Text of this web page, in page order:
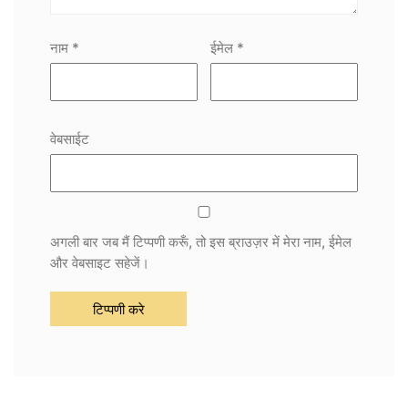
नाम * ईमेल *
वेबसाईट
अगली बार जब मैं टिप्पणी करूँ, तो इस ब्राउज़र में मेरा नाम, ईमेल
और वेबसाइट सहेजें।